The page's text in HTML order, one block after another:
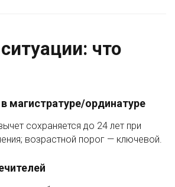
что
магистратуре/ординатуре
сохраняется до 24 лет при
возрастной порог — ключевой.